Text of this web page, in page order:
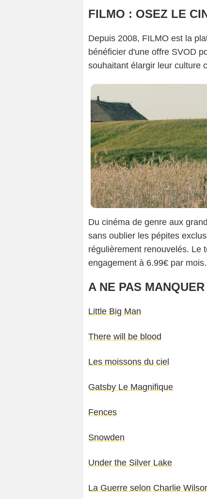
FILMO : OSEZ LE
Depuis 2008, FILMO est la
bénéficier d'une offre SVOD
souhaitant élargir leur culture
Du cinéma de genre aux
sans oublier les pépites
régulièrement renouvelés. Le
engagement à 6.99€ par mois.
A NE PAS
Little Big Man
There will be blood
Les moissons du ciel
Gatsby Le Magnifique
Fences
Snowden
Under the Silver Lake
La Guerre selon Charlie